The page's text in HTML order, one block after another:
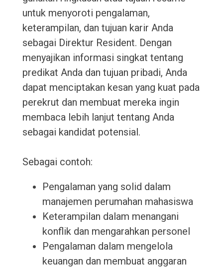
untuk menyoroti pengalaman,
keterampilan, dan tujuan karir Anda
sebagai Direktur Resident. Dengan
menyajikan informasi singkat tentang
predikat Anda dan tujuan pribadi, Anda
dapat menciptakan kesan yang kuat pada
perekrut dan membuat mereka ingin
membaca lebih lanjut tentang Anda
sebagai kandidat potensial.
Sebagai contoh:
Pengalaman yang solid dalam
manajemen perumahan mahasiswa
Keterampilan dalam menangani
konflik dan mengarahkan personel
Pengalaman dalam mengelola
keuangan dan membuat anggaran